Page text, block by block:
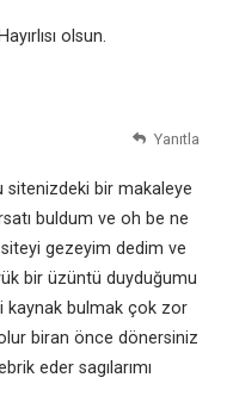
olsun.
sitenizdeki bir makaleye
buldum ve oh be ne
gezeyim dedim ve
bir üzüntü duyduğumu
kaynak bulmak çok zor
biran önce dönersiniz
eder sagılarımı
Yanıtla